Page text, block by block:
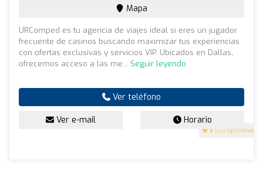
5 (172 opiniones)
Mapa
URComped es tu agencia de viajes ideal si eres un jugador
frecuente de casinos buscando maximizar tus experiencias
con ofertas exclusivas y servicios VIP. Ubicados en Dallas,
ofrecemos acceso a las me... Seguir leyendo
Ver teléfono
Ver e-mail Horario